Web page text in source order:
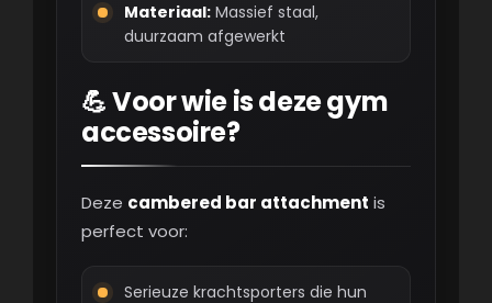
Materiaal: Massief staal,
duurzaam afgewerkt
💪 Voor wie is deze gym
accessoire?
Deze cambered bar attachment is
perfect voor:
Serieuze krachtsporters die hun